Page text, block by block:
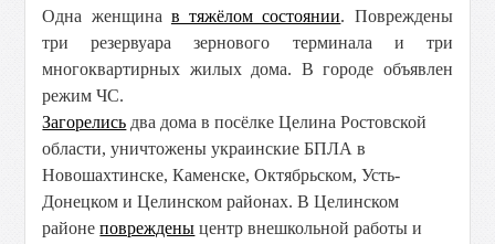
Одна женщина в тяжёлом состоянии. Повреждены
три резервуара зернового терминала и три
многоквартирных жилых дома. В городе объявлен
режим ЧС.
Загорелись два дома в посёлке Целина Ростовской
области, уничтожены украинские БПЛА в
Новошахтинске, Каменске, Октябрьском, Усть-
Донецком и Целинском районах. В Целинском
районеповреждены центр внешкольной работы и